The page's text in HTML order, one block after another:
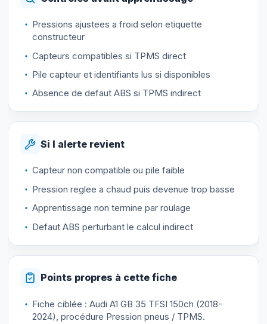
Pressions ajustees a froid selon etiquette
constructeur
Capteurs compatibles si TPMS direct
Pile capteur et identifiants lus si disponibles
Absence de defaut ABS si TPMS indirect
Si l alerte revient
Capteur non compatible ou pile faible
Pression reglee a chaud puis devenue trop basse
Apprentissage non termine par roulage
Defaut ABS perturbant le calcul indirect
Points propres à cette fiche
Fiche ciblée : Audi A1 GB 35 TFSI 150ch (2018-
2024), procédure Pression pneus / TPMS.